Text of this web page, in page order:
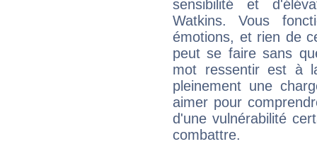
sensibilité et
Watkins. Vous
émotions, et rien de
peut se faire sans
mot ressentir est à
pleinement une
aimer pour
d'une vulnérabilité
combattre.